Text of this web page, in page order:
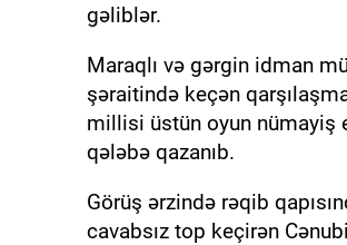
gəliblər.
Maraqlı və gərgin idman
şəraitində keçən
millisi üstün oyun nümayiş
qələbə qazanıb.
Görüş ərzində rəqib
cavabsız top keçirən